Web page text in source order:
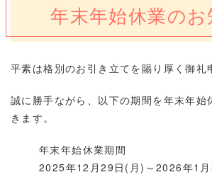
年末年始休業の
平素は格別のお引き立てを賜り厚く御礼
誠に勝手ながら、以下の期間を年末年始
きます。
年末年始休業期間
2025年12月29日(月)～2026年1